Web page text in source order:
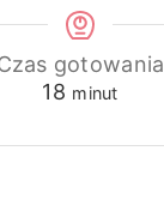
gotowania
18minuty
minut